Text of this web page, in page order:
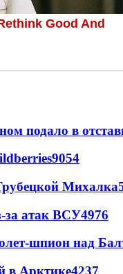
подало в
9054
Михалка
за атак ВСУ4976
шпион над
в Арктике4237